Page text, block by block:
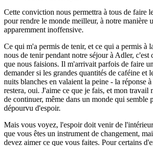
Cette conviction nous permettra à tous de faire
pour rendre le monde meilleur, à notre manière
apparemment inoffensive.
Ce qui m'a permis de tenir, et ce qui a permis à
nous de tenir pendant notre séjour à Adler, c'est
que nous faisions. Il m'arrivait parfois de faire
demander si les grandes quantités de caféine et
nuits blanches en valaient la peine - la réponse
restera, oui. J'aime ce que je fais, et mon travail
de continuer, même dans un monde qui semble
dépourvu d'espoir.
Mais vous voyez, l'espoir doit venir de
que vous êtes un instrument de changement,
devez aimer ce que vous faites. Pour certains